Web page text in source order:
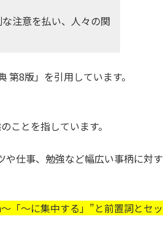
注意を払い、人々の関
第8版」を引用しています。
ことを指しています。
や仕事、勉強など幅広い事柄に対す
「〜に集中する」”と前置詞とセッ